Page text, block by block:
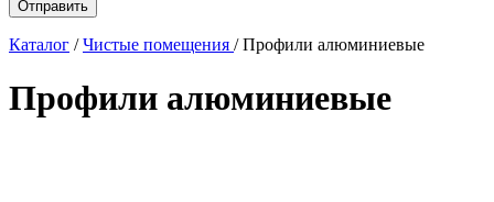
Каталог / Чистые помещения / Профили алюминиевые
Профили алюминиевые